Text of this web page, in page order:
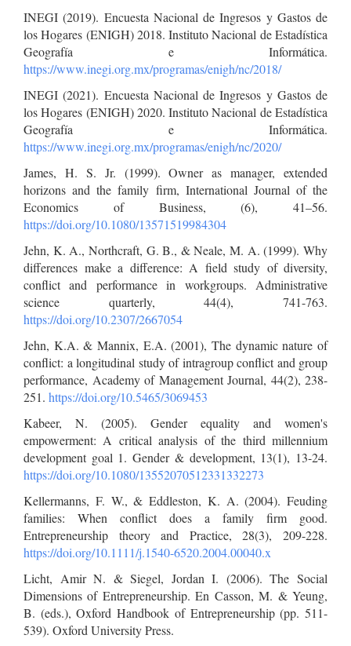
INEGI (2019). Encuesta Nacional de Ingresos y Gastos de
los Hogares (ENIGH) 2018. Instituto Nacional de Estadística
Geografía e Informática.
https://www.inegi.org.mx/programas/enigh/nc/2018/
INEGI (2021). Encuesta Nacional de Ingresos y Gastos de
los Hogares (ENIGH) 2020. Instituto Nacional de Estadística
Geografía e Informática.
https://www.inegi.org.mx/programas/enigh/nc/2020/
James, H. S. Jr. (1999). Owner as manager, extended
horizons and the family ﬁrm, International Journal of the
Economics of Business, (6), 41–56.
https://doi.org/10.1080/13571519984304
Jehn, K. A., Northcraft, G. B., & Neale, M. A. (1999). Why
differences make a difference: A field study of diversity,
conflict and performance in workgroups. Administrative
science quarterly, 44(4), 741-763.
https://doi.org/10.2307/2667054
Jehn, K.A. & Mannix, E.A. (2001), The dynamic nature of
conflict: a longitudinal study of intragroup conflict and group
performance, Academy of Management Journal, 44(2), 238-
251. https://doi.org/10.5465/3069453
Kabeer, N. (2005). Gender equality and women's
empowerment: A critical analysis of the third millennium
development goal 1. Gender & development, 13(1), 13-24.
https://doi.org/10.1080/13552070512331332273
Kellermanns, F. W., & Eddleston, K. A. (2004). Feuding
families: When conflict does a family firm good.
Entrepreneurship theory and Practice, 28(3), 209-228.
https://doi.org/10.1111/j.1540-6520.2004.00040.x
Licht, Amir N. & Siegel, Jordan I. (2006). The Social
Dimensions of Entrepreneurship. En Casson, M. & Yeung,
B. (eds.), Oxford Handbook of Entrepreneurship (pp. 511-
539). Oxford University Press.